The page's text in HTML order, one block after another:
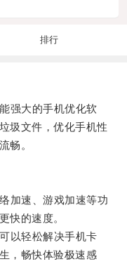
排行
强大的手机优化软
圾文件，优化手机性
畅。
速、游戏加速等功
快的速度。
以轻松解决手机卡
，畅快体验极速感